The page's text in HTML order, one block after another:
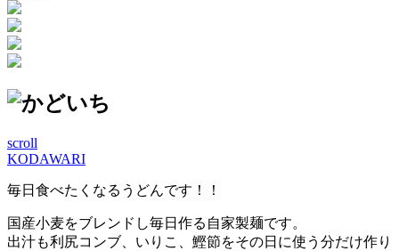
scroll
KODAWARI
毎日食べたくなるうどんです！！
国産小麦をブレンドし毎日作る自家製麺です。
出汁も利尻コンブ、いりこ、鰹節をその日に使う分だけ作り